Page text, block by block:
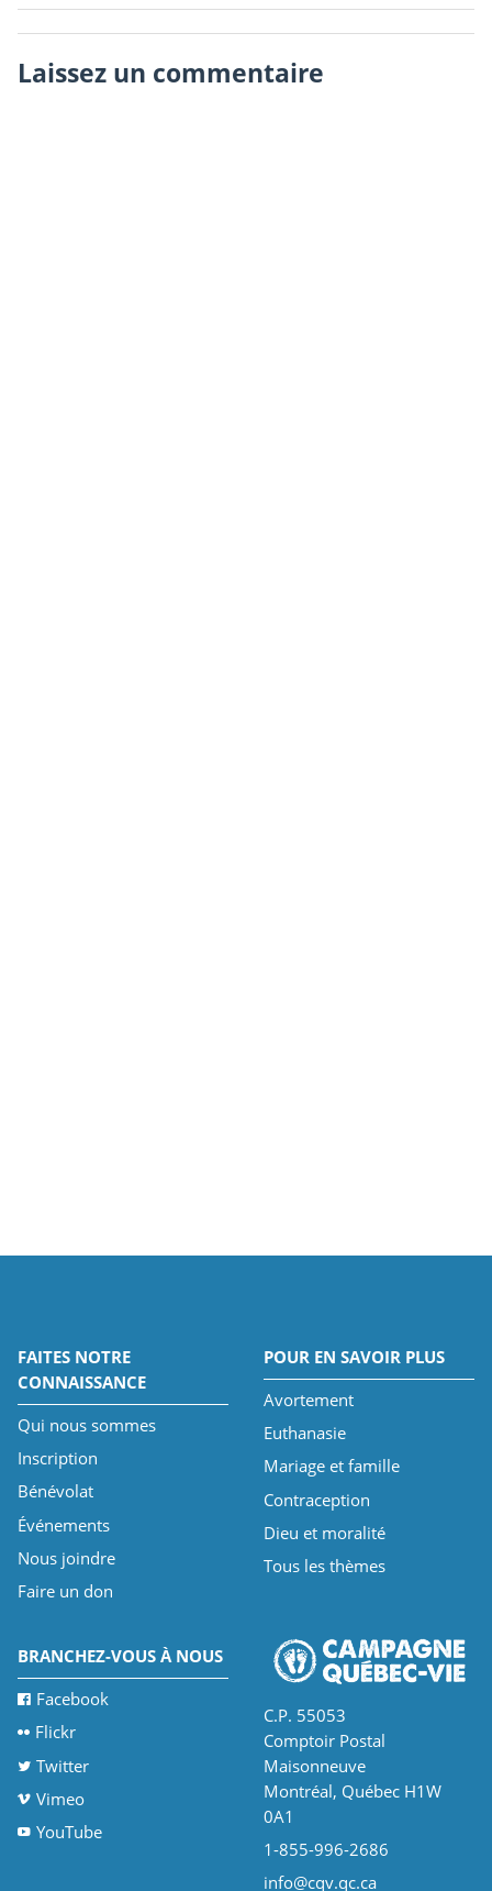
Laissez un commentaire
FAITES NOTRE
CONNAISSANCE
Qui nous sommes
Inscription
Bénévolat
Événements
Nous joindre
Faire un don
POUR EN SAVOIR PLUS
Avortement
Euthanasie
Mariage et famille
Contraception
Dieu et moralité
Tous les thèmes
BRANCHEZ-VOUS À NOUS
Facebook
Flickr
Twitter
Vimeo
YouTube
C.P. 55053
Comptoir Postal
Maisonneuve
Montréal, Québec H1W
0A1
1-855-996-2686
info@cqv.qc.ca